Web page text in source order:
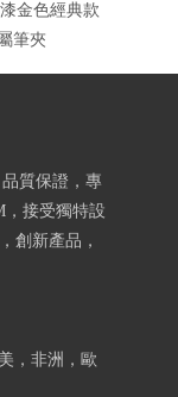
金色經典款
筆夾
質保證，專
，接受獨特設
創新產品，
，非洲，歐